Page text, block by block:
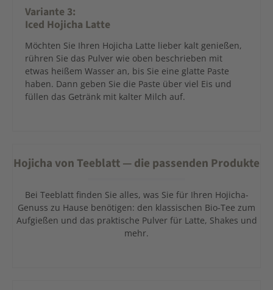
Variante 3:
Iced Hojicha Latte
Möchten Sie Ihren Hojicha Latte lieber kalt genießen,
rühren Sie das Pulver wie oben beschrieben mit
etwas heißem Wasser an, bis Sie eine glatte Paste
haben. Dann geben Sie die Paste über viel Eis und
füllen das Getränk mit kalter Milch auf.
Hojicha von Teeblatt — die passenden Produkte
Bei Teeblatt finden Sie alles, was Sie für Ihren Hojicha-
Genuss zu Hause benötigen: den klassischen Bio-Tee zum
Aufgießen und das praktische Pulver für Latte, Shakes und
mehr.